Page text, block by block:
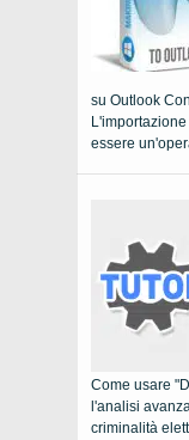
su Outlook
essere
Come usare
l'analisi
criminalità